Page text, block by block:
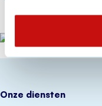
Onze diensten